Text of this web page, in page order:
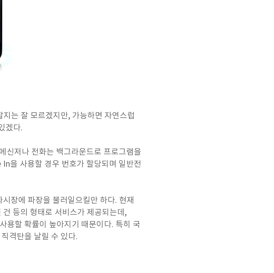
는 잘 모르겠지만, 가능하면 자연스럽
겠다.
신저나 전화는 백그라운드로 프로그램을
을 사용할 경우 번호가 할당되며 일반전
장에 파장을 불러일으킬만 하다. 현재
등의 형태로 서비스가 제공되는데,
용할 확률이 높아지기 때문이다. 특히 국
격탄을 날릴 수 있다.